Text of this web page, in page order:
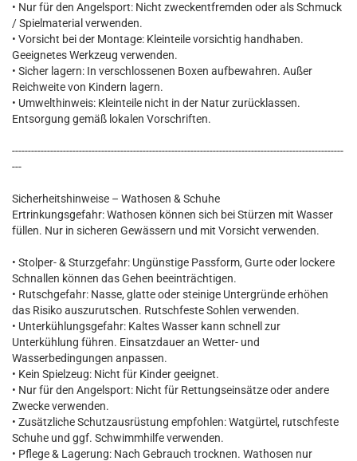
• Nur für den Angelsport: Nicht zweckentfremden oder als Schmuck
/ Spielmaterial verwenden.
• Vorsicht bei der Montage: Kleinteile vorsichtig handhaben.
Geeignetes Werkzeug verwenden.
• Sicher lagern: In verschlossenen Boxen aufbewahren. Außer
Reichweite von Kindern lagern.
• Umwelthinweis: Kleinteile nicht in der Natur zurücklassen.
Entsorgung gemäß lokalen Vorschriften.
--------------------------------------------------------------------------------------------------------
---
Sicherheitshinweise – Wathosen & Schuhe
Ertrinkungsgefahr: Wathosen können sich bei Stürzen mit Wasser
füllen. Nur in sicheren Gewässern und mit Vorsicht verwenden.
• Stolper- & Sturzgefahr: Ungünstige Passform, Gurte oder lockere
Schnallen können das Gehen beeinträchtigen.
• Rutschgefahr: Nasse, glatte oder steinige Untergründe erhöhen
das Risiko auszurutschen. Rutschfeste Sohlen verwenden.
• Unterkühlungsgefahr: Kaltes Wasser kann schnell zur
Unterkühlung führen. Einsatzdauer an Wetter- und
Wasserbedingungen anpassen.
• Kein Spielzeug: Nicht für Kinder geeignet.
• Nur für den Angelsport: Nicht für Rettungseinsätze oder andere
Zwecke verwenden.
• Zusätzliche Schutzausrüstung empfohlen: Watgürtel, rutschfeste
Schuhe und ggf. Schwimmhilfe verwenden.
• Pflege & Lagerung: Nach Gebrauch trocknen. Wathosen nur